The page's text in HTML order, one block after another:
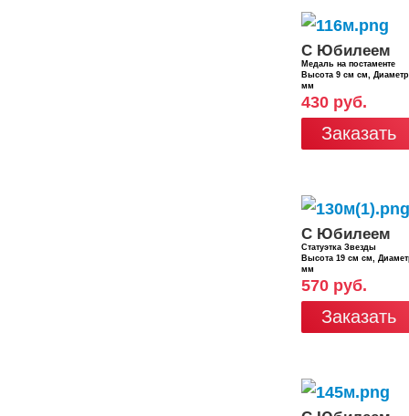
С Юбилеем
Медаль на постаменте
Высота 9 см см,
мм
430 руб.
Заказать
С Юбилеем
Статуэтка Звезды
Высота 19 см см,
мм
570 руб.
Заказать